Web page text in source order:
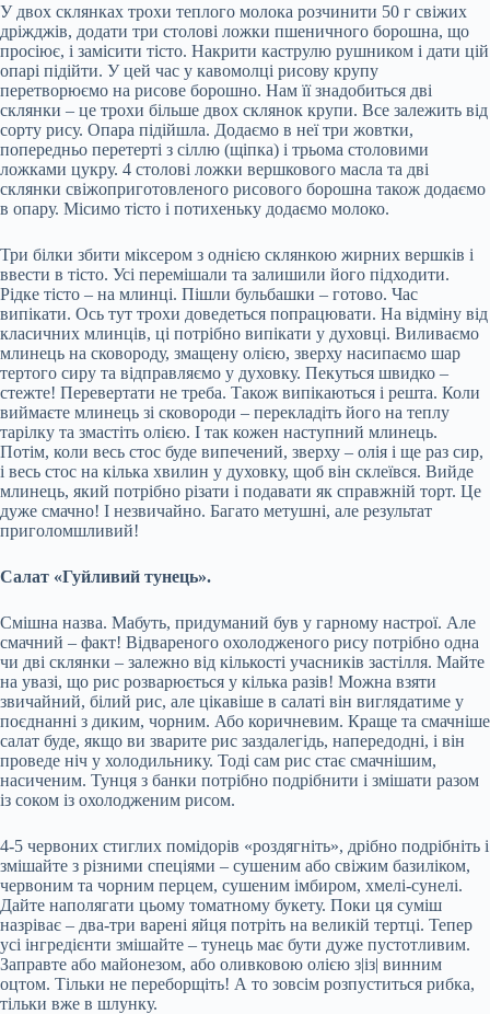
У двох склянках трохи теплого молока розчинити 50 г свіжих
дріжджів, додати три столові ложки пшеничного борошна, що
просіює, і замісити тісто. Накрити каструлю рушником і дати цій
опарі підійти. У цей час у кавомолці рисову крупу
перетворюємо на рисове борошно. Нам її знадобиться дві
склянки – це трохи більше двох склянок крупи. Все залежить від
сорту рису. Опара підійшла. Додаємо в неї три жовтки,
попередньо перетерті з сіллю (щіпка) і трьома столовими
ложками цукру. 4 столові ложки вершкового масла та дві
склянки свіжоприготовленого рисового борошна також додаємо
в опару. Місимо тісто і потихеньку додаємо молоко.
Три білки збити міксером з однією склянкою жирних вершків і
ввести в тісто. Усі перемішали та залишили його підходити.
Рідке тісто – на млинці. Пішли бульбашки – готово. Час
випікати. Ось тут трохи доведеться попрацювати. На відміну від
класичних млинців, ці потрібно випікати у духовці. Виливаємо
млинець на сковороду, змащену олією, зверху насипаємо шар
тертого сиру та відправляємо у духовку. Пекуться швидко –
стежте! Перевертати не треба. Також випікаються і решта. Коли
виймаєте млинець зі сковороди – перекладіть його на теплу
тарілку та змастіть олією. І так кожен наступний млинець.
Потім, коли весь стос буде випечений, зверху – олія і ще раз сир,
і весь стос на кілька хвилин у духовку, щоб він склеївся. Вийде
млинець, який потрібно різати і подавати як справжній торт. Це
дуже смачно! І незвичайно. Багато метушні, але результат
приголомшливий!
Салат «Гуйливий тунець».
Смішна назва. Мабуть, придуманий був у гарному настрої. Але
смачний – факт! Відвареного охолодженого рису потрібно одна
чи дві склянки – залежно від кількості учасників застілля. Майте
на увазі, що рис розварюється у кілька разів! Можна взяти
звичайний, білий рис, але цікавіше в салаті він виглядатиме у
поєднанні з диким, чорним. Або коричневим. Краще та смачніше
салат буде, якщо ви зварите рис заздалегідь, напередодні, і він
проведе ніч у холодильнику. Тоді сам рис стає смачнішим,
насиченим. Тунця з банки потрібно подрібнити і змішати разом
із соком із охолодженим рисом.
4-5 червоних стиглих помідорів «роздягніть», дрібно подрібніть і
змішайте з різними спеціями – сушеним або свіжим базиліком,
червоним та чорним перцем, сушеним імбиром, хмелі-сунелі.
Дайте наполягати цьому томатному букету. Поки ця суміш
назріває – два-три варені яйця потріть на великій тертці. Тепер
усі інгредієнти змішайте – тунець має бути дуже пустотливим.
Заправте або майонезом, або оливковою олією з|із| винним
оцтом. Тільки не переборщіть! А то зовсім розпуститься рибка,
тільки вже в шлунку.